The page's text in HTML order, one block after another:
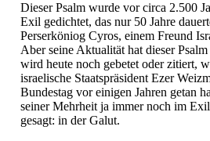
Dieser Psalm wurde vor circa 2.500
Exil gedichtet, das nur 50 Jahre
Perserköniog Cyros, einem Freund
Aber seine Aktualität hat dieser
wird heute noch gebetet oder zitiert,
israelische Staatspräsident Ezer
Bundestag vor einigen Jahren getan
seiner Mehrheit ja immer noch im
gesagt: in der Galut.